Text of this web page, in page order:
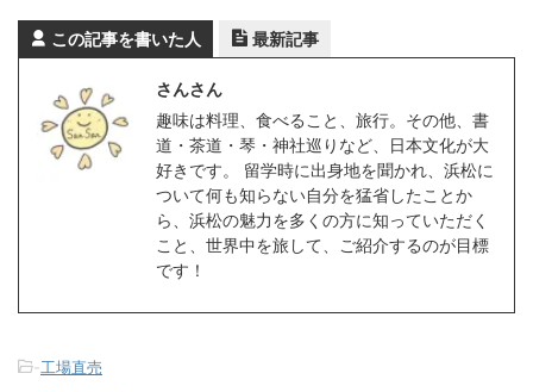
この記事を書いた人 最新記事
さんさん
趣味は料理、食べること、旅行。その他、書
道・茶道・琴・神社巡りなど、日本文化が大
好きです。 留学時に出身地を聞かれ、浜松に
ついて何も知らない自分を猛省したことか
ら、浜松の魅力を多くの方に知っていただく
こと、世界中を旅して、ご紹介するのが目標
です！
-工場直売